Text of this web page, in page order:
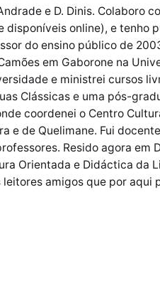
e D. Dinis. Colaboro
disponíveis online), e
do ensino público de
em Gaborone na
e ministrei cursos
Clássicas e uma pós-
coordenei o Centro
e de Quelimane. Fui
Resido agora em
Orientada e Didáctica da
amigos que por aqui